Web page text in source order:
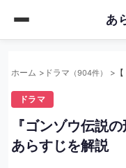
content
あ
ホーム ドラマ （904件）
ドラマ
『ゴンゾウ伝説
あらすじを解説